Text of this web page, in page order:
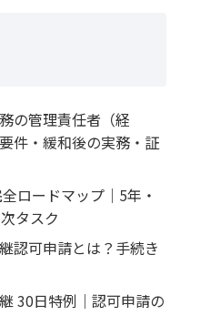
の管理責任者（経
件・緩和後の実務・証
ロードマップ｜5年・
タスク
認可申請とは？手続き
30日特例｜認可申請の